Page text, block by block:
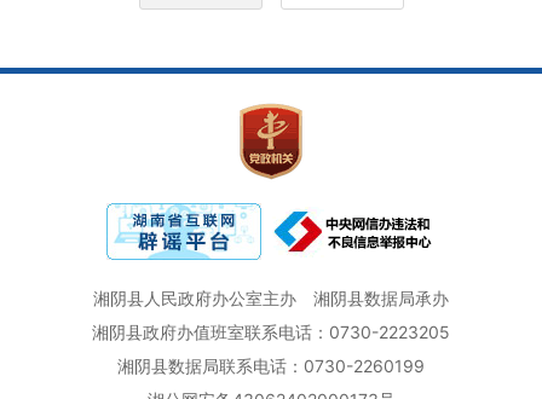
湘阴县人民政府办公室主办
湘阴县数据局承办
湘阴县政府办值班室联系电话：0730-2223205
湘阴县数据局联系电话：0730-2260199